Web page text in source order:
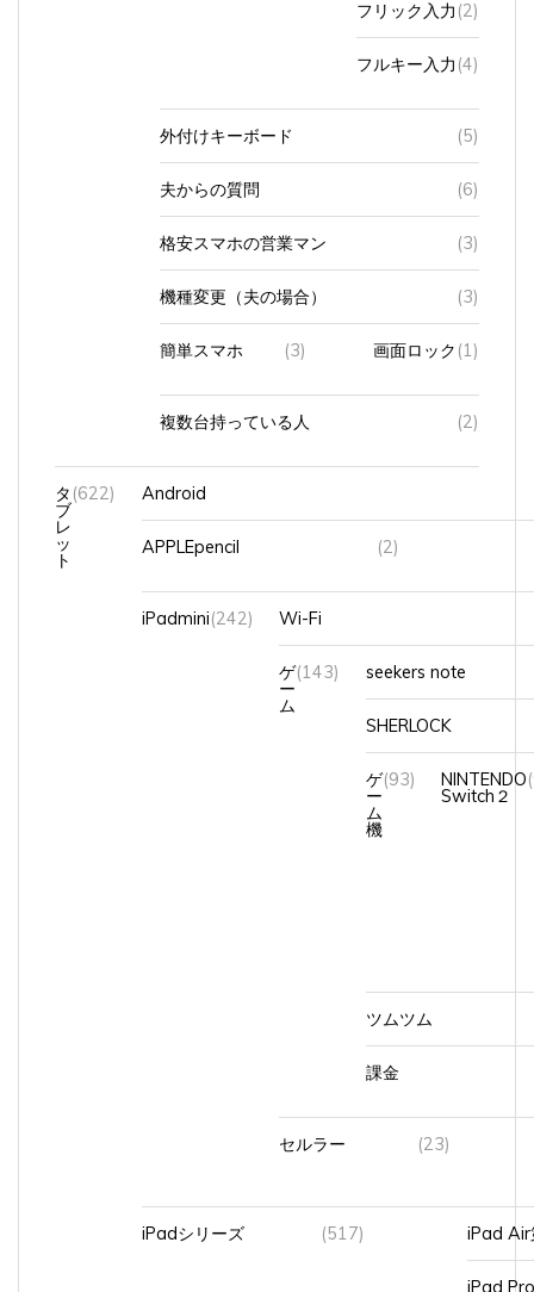
フルキー入力 (4)
外付けキーボード (5)
夫からの質問 (6)
格安スマホの営業マン (3)
機種変更（夫の場合） (3)
簡単スマホ (3) 画面ロック (1)
複数台持っている人 (2)
タ
ブ
レ
ッ
ト
(622) Android
APPLEpencil (2)
iPadmini (242) Wi-Fi
ゲ
ー
ム
(143) seekers note
SHERLOCK
ゲ
ー
ム
機
(93) NINTENDO
Switch２
ツムツム
課金
セルラー (23)
iPadシリーズ (517) iPad Air
iPad Pro